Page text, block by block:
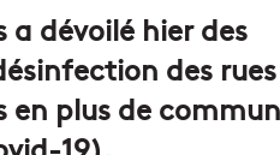
a dévoilé hier des
des
en plus de